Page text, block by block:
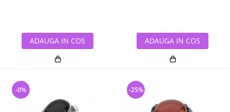
ADAUGA IN COS ADAUGA IN COS
-0% -25%